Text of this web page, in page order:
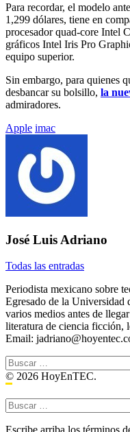
Para recordar, el modelo
1,299 dólares, tiene en
procesador quad-core Intel
gráficos Intel Iris Pro
equipo superior.
Sin embargo, para quienes
desbancar su bolsillo, la
admiradores.
Etiquetado
Apple imac
José Luis Adriano
Todas las entradas
Periodista mexicano sobre
Egresado de la Universidad
varios medios antes de
literatura de ciencia ficción,
Email:
Buscar:
© 2026 HoyEnTEC.
Buscar: